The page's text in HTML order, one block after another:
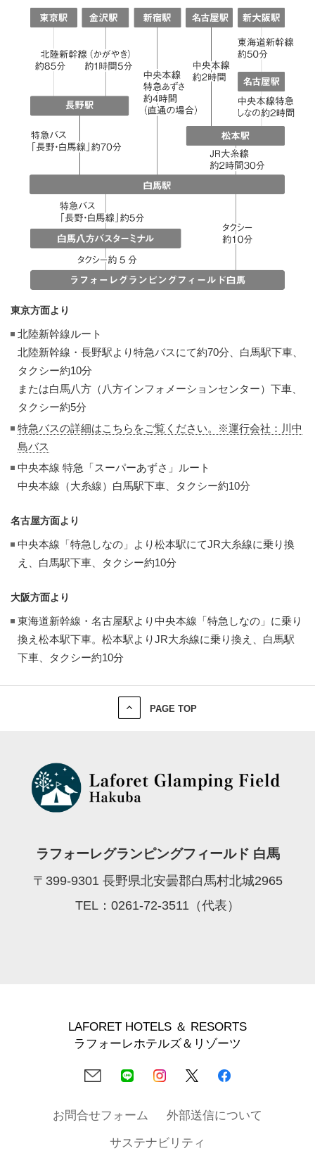
東京方面より
北陸新幹線ルート
北陸新幹線・長野駅より特急バスにて約70分、白馬駅下車、
タクシー約10分
または白馬八方（八方インフォメーションセンター）下車、
タクシー約5分
特急バスの詳細はこちらをご覧ください。※運行会社：川中
島バス
中央本線 特急「スーパーあずさ」ルート
中央本線（大糸線）白馬駅下車、タクシー約10分
名古屋方面より
中央本線「特急しなの」より松本駅にてJR大糸線に乗り換
え、白馬駅下車、タクシー約10分
大阪方面より
東海道新幹線・名古屋駅より中央本線「特急しなの」に乗り
換え松本駅下車。松本駅よりJR大糸線に乗り換え、白馬駅
下車、タクシー約10分
PAGE TOP
ラフォーレグランピングフィールド 白馬
〒399-9301 長野県北安曇郡白馬村北城2965
TEL：0261-72-3511（代表）
LAFORET HOTELS ＆ RESORTS
ラフォーレホテルズ＆リゾーツ
お問合せフォーム 外部送信について
サステナビリティ